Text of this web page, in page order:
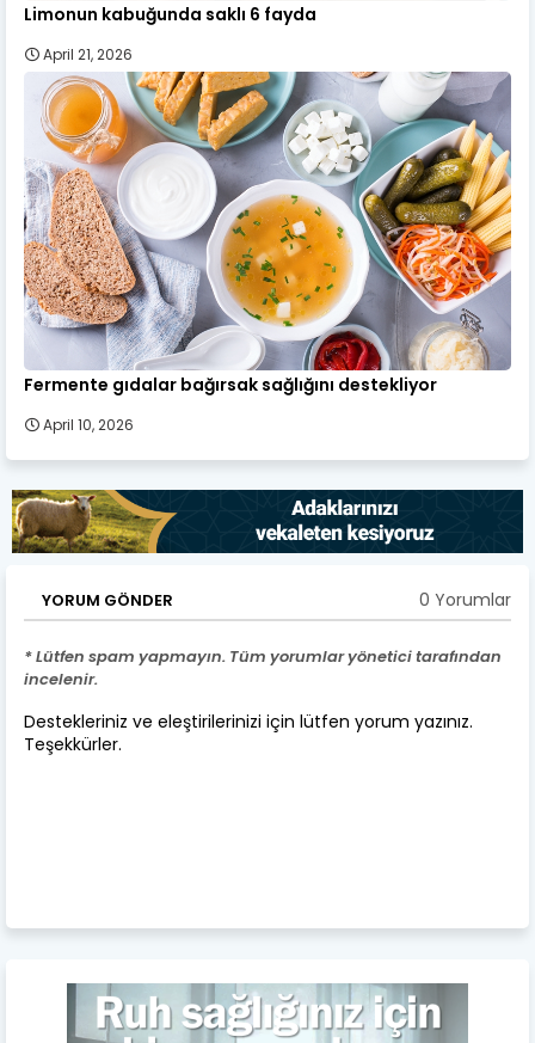
Limonun kabuğunda saklı 6 fayda
April 21, 2026
Fermente gıdalar bağırsak sağlığını destekliyor
April 10, 2026
YORUM GÖNDER 0 Yorumlar
* Lütfen spam yapmayın. Tüm yorumlar yönetici tarafından
incelenir.
Destekleriniz ve eleştirilerinizi için lütfen yorum yazınız.
Teşekkürler.